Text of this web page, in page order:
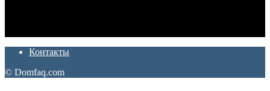
Контакты
© Domfaq.com